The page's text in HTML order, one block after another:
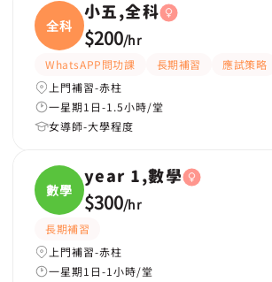
全科
小五,全科
$200/hr
WhatsAPP問功課 長期補習 應試策略
上門補習-赤柱
一星期1日-1.5小時/堂
女導師-大學程度
數學
year 1,數學
$300/hr
長期補習
上門補習-赤柱
一星期1日-1小時/堂